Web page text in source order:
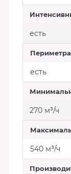
есть
есть
270 м³/ч
540 м³/ч